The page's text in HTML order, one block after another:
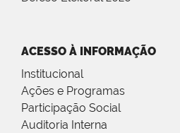
ACESSO À INFORMAÇÃO
Institucional
Ações e Programas
Participação Social
Auditoria Interna